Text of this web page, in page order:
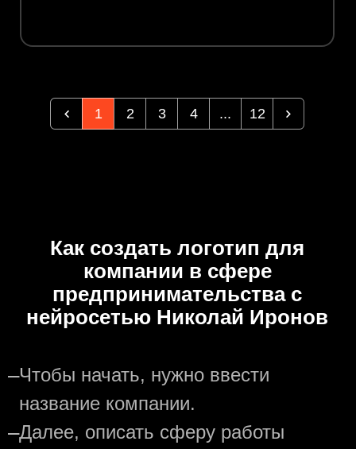
1 2 3 4 ... 12
Как создать логотип для
компании в сфере
предпринимательства с
нейросетью Николай Иронов
—Чтобы начать, нужно ввести
название компании.
—Далее, описать сферу работы